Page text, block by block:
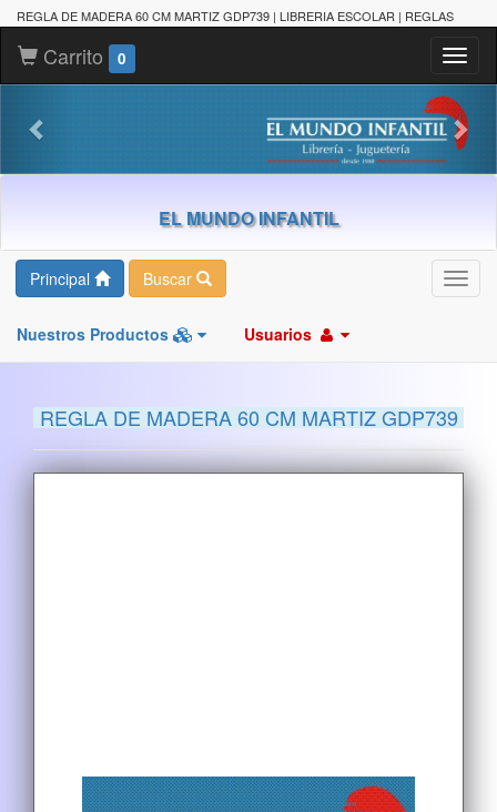
REGLA DE MADERA 60 CM MARTIZ GDP739 | LIBRERIA ESCOLAR | REGLAS
Carrito 0
EL MUNDO INFANTIL
Principal Buscar
Nuestros Productos Usuarios
REGLA DE MADERA 60 CM MARTIZ GDP739